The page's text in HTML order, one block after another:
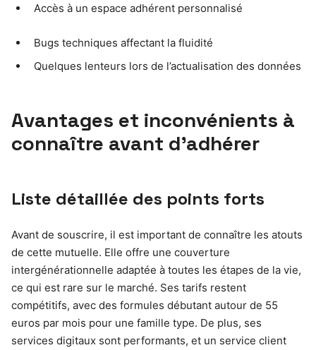
Accès à un espace adhérent personnalisé
Bugs techniques affectant la fluidité
Quelques lenteurs lors de l’actualisation des données
Avantages et inconvénients à
connaître avant d’adhérer
Liste détaillée des points forts
Avant de souscrire, il est important de connaître les atouts
de cette mutuelle. Elle offre une couverture
intergénérationnelle adaptée à toutes les étapes de la vie,
ce qui est rare sur le marché. Ses tarifs restent
compétitifs, avec des formules débutant autour de 55
euros par mois pour une famille type. De plus, ses
services digitaux sont performants, et un service client